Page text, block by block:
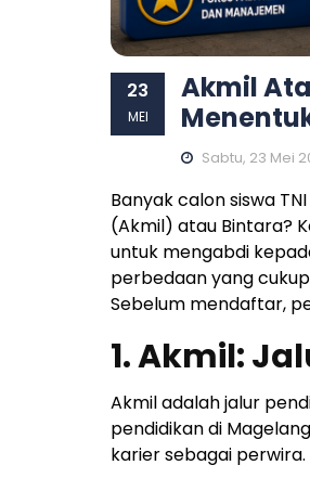
23
MEI
Akmil
Sabtu, 23 Mei
Banyak calon siswa
(Akmil) atau Bintara?
untuk mengabdi
perbedaan yang cukup
Sebelum mendaftar,
1. Akmil:
Akmil adalah jalur
pendidikan di
karier sebagai